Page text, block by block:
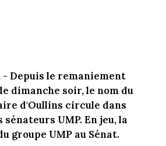
Depuis le remaniement
dimanche soir, le nom du
d'Oullins circule dans
sénateurs UMP. En jeu, la
groupe UMP au Sénat.